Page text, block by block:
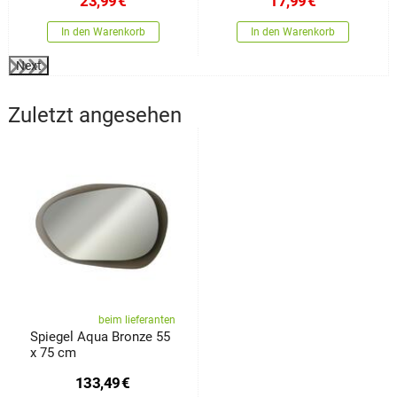
In den Warenkorb In den Warenkorb
Next
Zuletzt angesehen
beim lieferanten
Spiegel Aqua Bronze 55
x 75 cm
133,49€